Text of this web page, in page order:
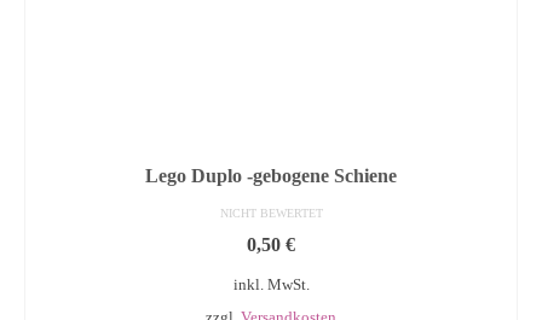
Lego Duplo -gebogene Schiene
NICHT BEWERTET
0,50 €
inkl. MwSt.